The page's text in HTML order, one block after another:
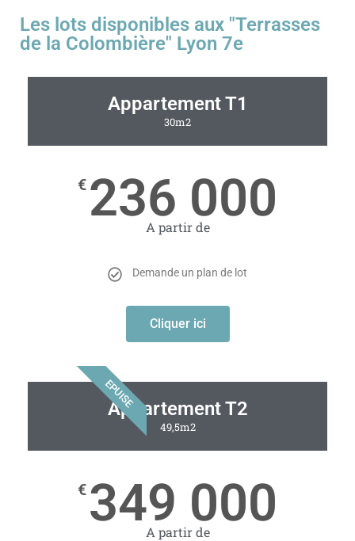
Les lots disponibles aux "Terrasses
de la Colombière" Lyon 7e
Appartement T1
30m2
€ 236 000
A partir de
Demande un plan de lot
Cliquer ici
EPUISE
Appartement T2
49,5m2
€ 349 000
A partir de